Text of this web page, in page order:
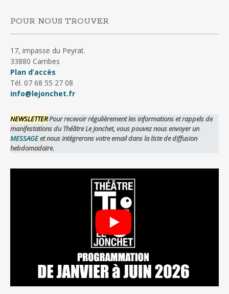
POUR NOUS TROUVER
17, impasse du Peyrat.
33880 Cambes
Plan d’accès
Tél. 07 68 55 27 08
info@lejonchet.fr
NEWSLETTERPour recevoir régulièrement les informations et rappels de
manifestations du Théâtre Le Jonchet, vous pouvez nous envoyer un
MESSAGEet nous intégrerons votre email dans la liste de diffusion
hebdomadaire.